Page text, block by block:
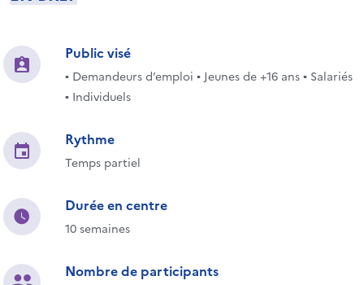
Public visé
▪ Demandeurs d’emploi ▪ Jeunes de +16 ans ▪ Salariés
▪ Individuels
Rythme
Temps partiel
Durée en centre
10 semaines
Nombre de participants